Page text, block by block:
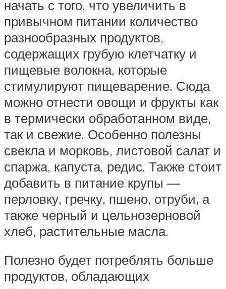
начать с того, что увеличить в
привычном питании количество
разнообразных продуктов,
содержащих грубую клетчатку и
пищевые волокна, которые
стимулируют пищеварение. Сюда
можно отнести овощи и фрукты как
в термически обработанном виде,
так и свежие. Особенно полезны
свекла и морковь, листовой салат и
спаржа, капуста, редис. Также стоит
добавить в питание крупы —
перловку, гречку, пшено, отруби, а
также черный и цельнозерновой
хлеб, растительные масла.
Полезно будет потреблять больше
продуктов, обладающих